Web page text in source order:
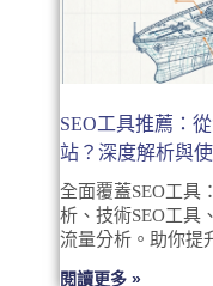
SEO工具推薦：
站？深度解析與
全面覆蓋SEO工具
析、技術SEO工具
流量分析。助你提
閱讀更多 »